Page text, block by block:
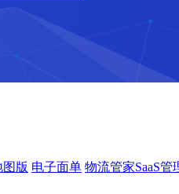
版 电子面单 物流管家SaaS管